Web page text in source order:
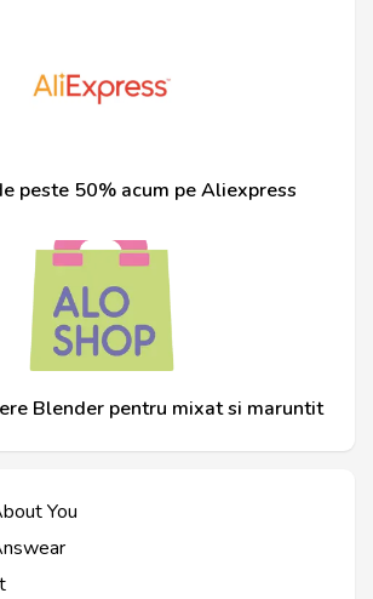
peste 50% acum pe Aliexpress
Blender pentru mixat si maruntit
You